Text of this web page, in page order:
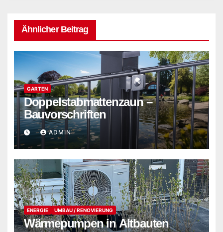
Ähnlicher Beitrag
GARTEN
Doppelstabmattenzaun –
Bauvorschriften
ADMIN
ENERGIE UMBAU / RENOVIERUNG
Wärmepumpen in Altbauten